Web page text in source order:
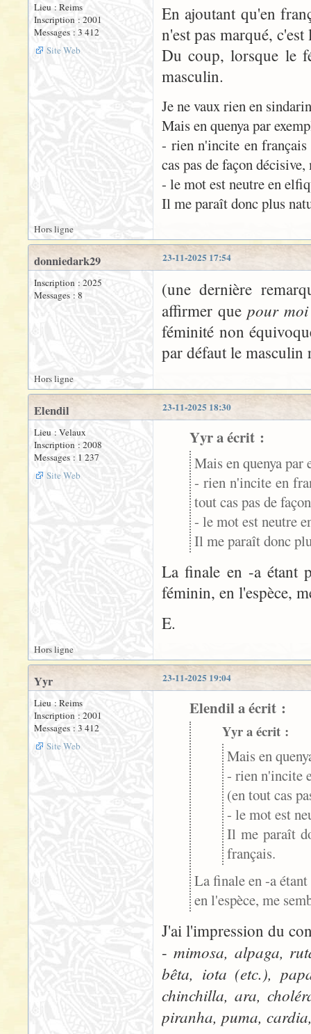
Lieu : Reims
Inscription : 2001
Messages : 3 412
Site Web
En ajoutant qu'en
n'est pas marqué,
Du coup, lorsque le
masculin.
Je ne vaux rien en
Mais en quenya par
- rien n'incite en
cas pas de façon
- le mot est neutre en
Il me paraît donc plus
Hors ligne
23-11-2025 17:54
donniedark29
Inscription : 2025
Messages : 8
(une dernière
affirmer que pour moi
féminité non
par défaut le masculin
Hors ligne
23-11-2025 18:30
Elendil
Lieu : Velaux
Inscription : 2008
Messages : 1 237
Site Web
Yyr a écrit :
Mais en quenya par
- rien n'incite en
tout cas pas de
- le mot est neutre
Il me paraît donc
La finale en -a étant
féminin, en l'espèce,
E.
Hors ligne
23-11-2025 19:04
Yyr
Lieu : Reims
Inscription : 2001
Messages : 3 412
Site Web
Elendil a écrit :
Yyr a écrit :
Mais en
- rien n'incite
(en tout cas
- le mot est
Il me paraît
français.
La finale en -a
en l'espèce, me
J'ai l'impression du
- mimosa, alpaga,
bêta, iota (etc.),
chinchilla, ara,
piranha, puma,